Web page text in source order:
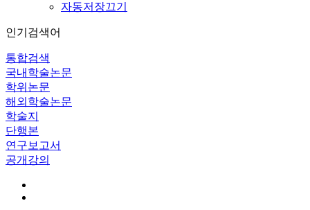
자동저장끄기
인기검색어
통합검색
국내학술논문
학위논문
해외학술논문
학술지
단행본
연구보고서
공개강의